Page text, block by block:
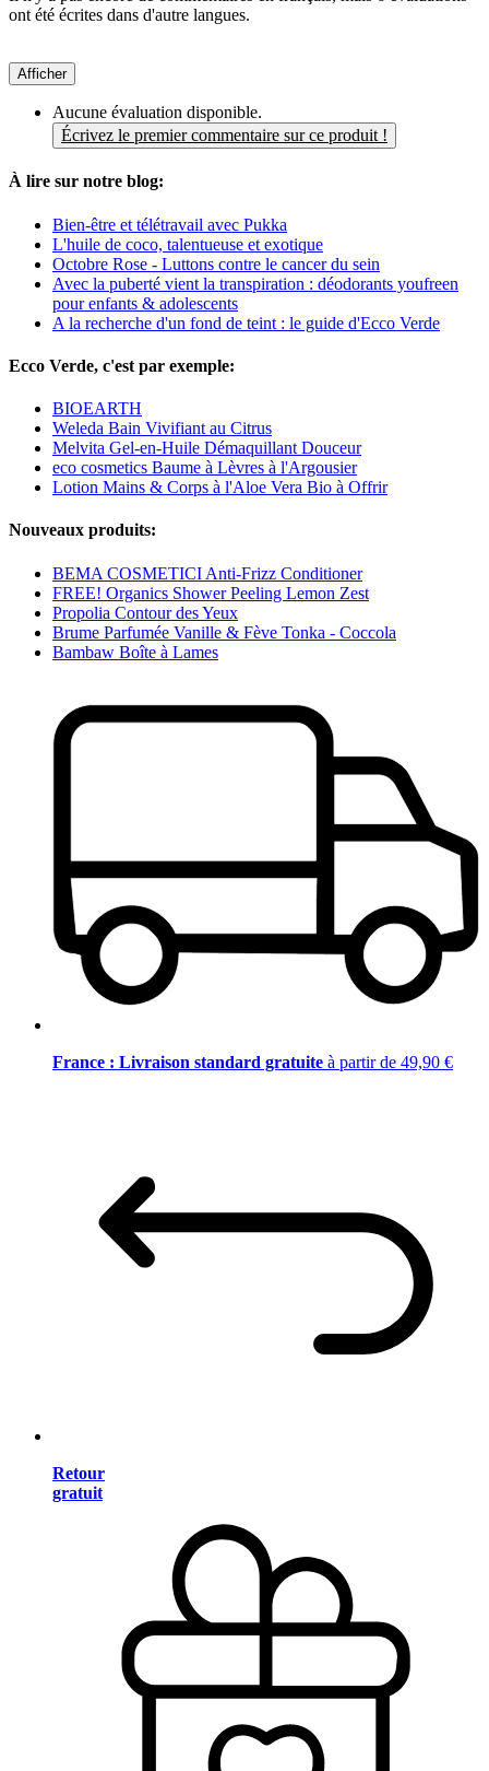
ont été écrites dans d'autre langues.
Afficher
Aucune évaluation disponible.
Écrivez le premier commentaire sur ce produit !
À lire sur notre blog:
Bien-être et télétravail avec Pukka
L'huile de coco, talentueuse et exotique
Octobre Rose - Luttons contre le cancer du sein
Avec la puberté vient la transpiration : déodorants youfreen
pour enfants & adolescents
A la recherche d'un fond de teint : le guide d'Ecco Verde
Ecco Verde, c'est par exemple:
BIOEARTH
Weleda Bain Vivifiant au Citrus
Melvita Gel-en-Huile Démaquillant Douceur
eco cosmetics Baume à Lèvres à l'Argousier
Lotion Mains & Corps à l'Aloe Vera Bio à Offrir
Nouveaux produits:
BEMA COSMETICI Anti-Frizz Conditioner
FREE! Organics Shower Peeling Lemon Zest
Propolia Contour des Yeux
Brume Parfumée Vanille & Fève Tonka - Coccola
Bambaw Boîte à Lames
France : Livraison standard gratuite à partir de 49,90 €
Retour
gratuit